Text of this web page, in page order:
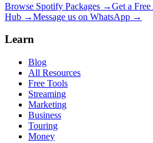
Browse Spotify Packages →Get a
Hub →Message us on WhatsApp →
Learn
Blog
All Resources
Free Tools
Streaming
Marketing
Business
Touring
Money